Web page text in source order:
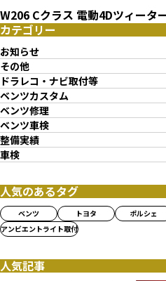
W206 Cクラス 電動4Dツィータ
カテゴリー
お知らせ
その他
ドラレコ・ナビ取付等
ベンツカスタム
ベンツ修理
ベンツ車検
整備実績
車検
人気のあるタグ
ベンツ トヨタ ポルシェ
アンビエントライト取付
人気記事